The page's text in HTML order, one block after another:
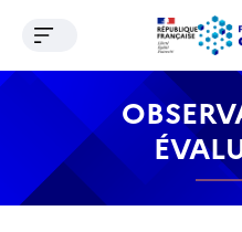
Contenu Recherche
Ouvrir le menu de